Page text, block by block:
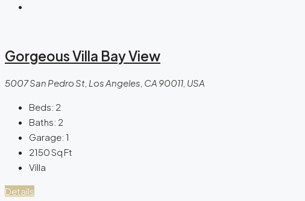
Gorgeous Villa Bay View
5007 San Pedro St, Los Angeles, CA 90011, USA
Beds: 2
Baths: 2
Garage: 1
2150Sq Ft
Villa
Details